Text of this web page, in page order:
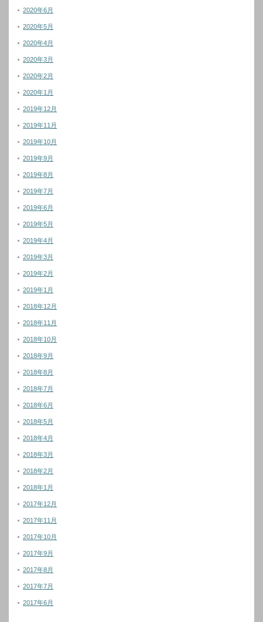
2020年6月
2020年5月
2020年4月
2020年3月
2020年2月
2020年1月
2019年12月
2019年11月
2019年10月
2019年9月
2019年8月
2019年7月
2019年6月
2019年5月
2019年4月
2019年3月
2019年2月
2019年1月
2018年12月
2018年11月
2018年10月
2018年9月
2018年8月
2018年7月
2018年6月
2018年5月
2018年4月
2018年3月
2018年2月
2018年1月
2017年12月
2017年11月
2017年10月
2017年9月
2017年8月
2017年7月
2017年6月